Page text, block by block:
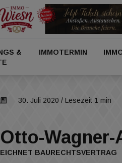
&
IMMOTERMIN
30. Juli 2020 / Lesezeit 1 min
Wagner-
BAURECHTSVERTRAG